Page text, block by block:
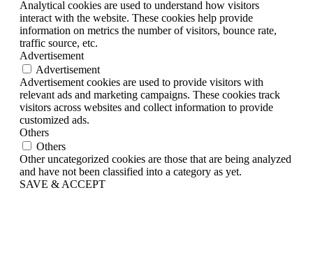
Analytical cookies are used to understand how visitors
interact with the website. These cookies help provide
information on metrics the number of visitors, bounce rate,
traffic source, etc.
Advertisement
Advertisement
Advertisement cookies are used to provide visitors with
relevant ads and marketing campaigns. These cookies track
visitors across websites and collect information to provide
customized ads.
Others
Others
Other uncategorized cookies are those that are being analyzed
and have not been classified into a category as yet.
SAVE & ACCEPT